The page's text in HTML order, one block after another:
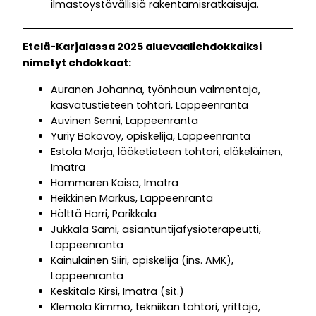
ilmastoystävällisiä rakentamisratkaisuja.
Etelä-Karjalassa 2025 aluevaaliehdokkaiksi
nimetyt ehdokkaat:
Auranen Johanna, työnhaun valmentaja,
kasvatustieteen tohtori, Lappeenranta
Auvinen Senni, Lappeenranta
Yuriy Bokovoy, opiskelija, Lappeenranta
Estola Marja, lääketieteen tohtori, eläkeläinen,
Imatra
Hammaren Kaisa, Imatra
Heikkinen Markus, Lappeenranta
Hölttä Harri, Parikkala
Jukkala Sami, asiantuntijafysioterapeutti,
Lappeenranta
Kainulainen Siiri, opiskelija (ins. AMK),
Lappeenranta
Keskitalo Kirsi, Imatra (sit.)
Klemola Kimmo, tekniikan tohtori, yrittäjä,